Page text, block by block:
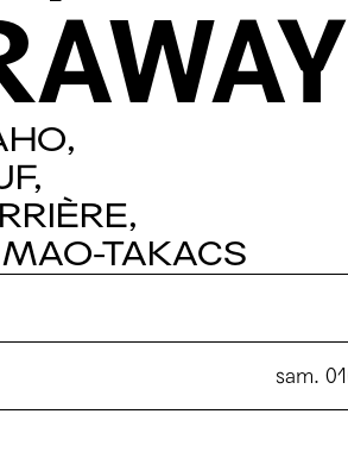
MAO-TAKACS
sam. 01